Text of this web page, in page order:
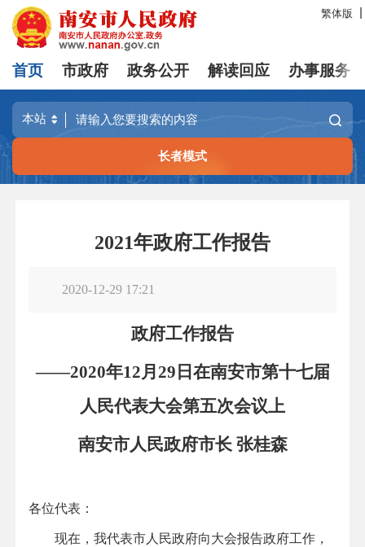
繁体版
首页 市政府 政务公开 解读回应 办事服务
长者模式
2021年政府工作报告
2020-12-29 17:21
政府工作报告
——2020年12月29日在南安市第十七届
人民代表大会第五次会议上
南安市人民政府市长 张桂森
各位代表：
现在，我代表市人民政府向大会报告政府工作，